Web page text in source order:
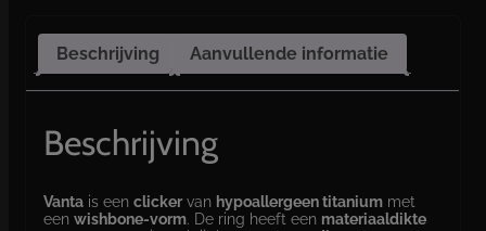
Beschrijving Aanvullende informatie
Beschrijving
Vanta is eenclickervan hypoallergeen titanium met
eenwishbone-vorm. De ring heeft een materiaaldikte